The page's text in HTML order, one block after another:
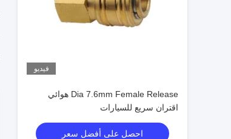
فيديو
Dia 7.6mm Female Release هوائي
اقتران سريع للسيارات
احصل على أفضل سعر